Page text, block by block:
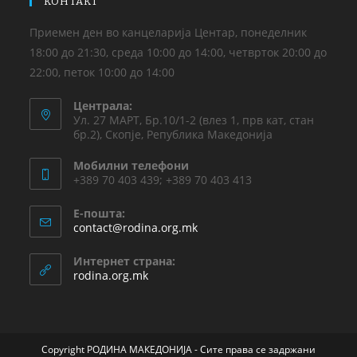
Приемен ден во канцеларија Центар, понеделник
18:00 до 21:30, среда 10:00 до 14:00, четврток 20:00 до
22:00, петок 10:00 до 14:00
Централа:
Ул. 27 МАРТ, Бр.10/1-2 (влез 1, прв кат, стан
бр.2), Скопје, Република Македонија
Мобилни телефони
+389 70 403 439; +389 70 403 413
Е-пошта:
contact@rodina.org.mk
Интернет страна:
rodina.org.mk
Copyright РОДИНА МАКЕДОНИЈА - Сите права се задржани